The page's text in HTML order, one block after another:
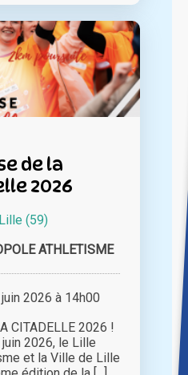
de la
2026
Lille (59)
ATHLETISME
2026 à 14h00
CITADELLE 2026 !
2026, le Lille
et la Ville de Lille